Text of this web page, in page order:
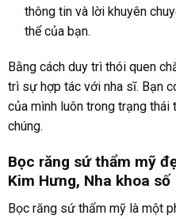
thông tin và lời khuyên
thể của bạn.
Bằng cách duy trì thói quen
trì sự hợp tác với nha sĩ. Bạn
của mình luôn trong trạng
chúng.
Bọc răng sứ thẩm mỹ
Kim Hưng, Nha khoa số
Bọc răng sứ thẩm mỹ là một